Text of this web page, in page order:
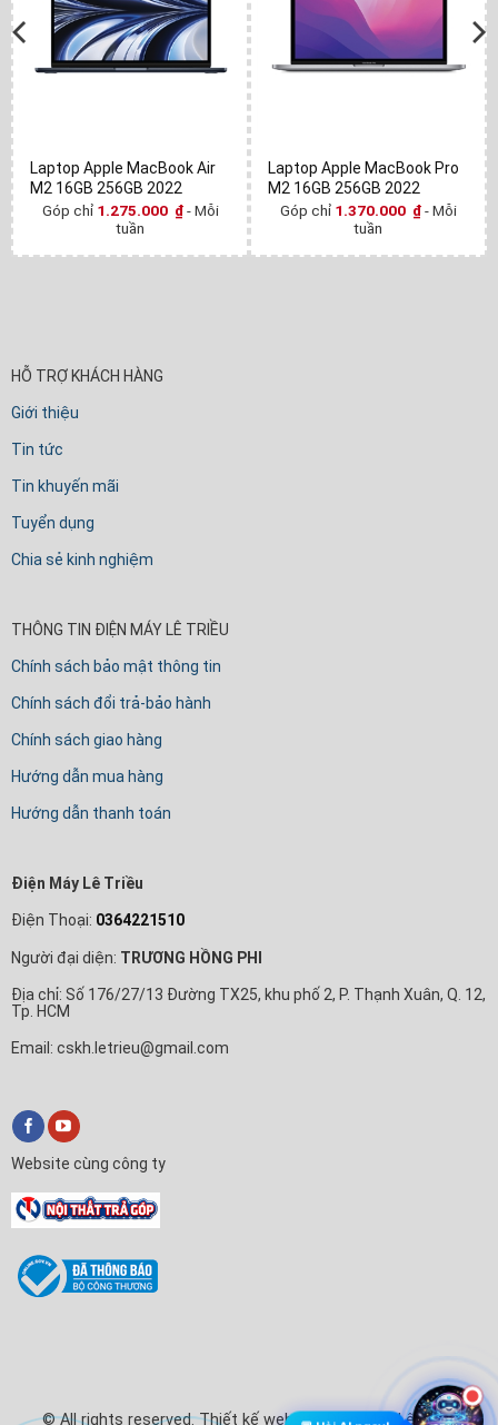
Laptop Apple MacBook Air
M2 16GB 256GB 2022
Góp chỉ 1.275.000 ₫ - Mỗi
tuần
Laptop Apple MacBook Pro
M2 16GB 256GB 2022
Góp chỉ 1.370.000 ₫ - Mỗi
tuần
HỖ TRỢ KHÁCH HÀNG
Giới thiệu
Tin tức
Tin khuyến mãi
Tuyển dụng
Chia sẻ kinh nghiệm
THÔNG TIN ĐIỆN MÁY LÊ TRIỀU
Chính sách bảo mật thông tin
Chính sách đổi trả-bảo hành
Chính sách giao hàng
Hướng dẫn mua hàng
Hướng dẫn thanh toán
Điện Máy Lê Triều
Điện Thoại: 0364221510
Người đại diện: TRƯƠNG HỒNG PHI
Địa chỉ: Số 176/27/13 Đường TX25, khu phố 2, P. Thạnh Xuân, Q. 12,
Tp. HCM
Email: cskh.letrieu@gmail.com
Website cùng công ty
© All rights reserved. Thiết kế website Điện Máy Lê Triều